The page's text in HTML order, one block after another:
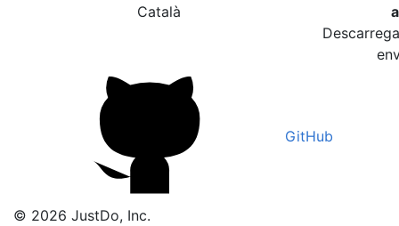
Català
GitHub
© 2026 JustDo, Inc.